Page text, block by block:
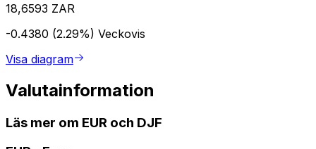
18,6593 ZAR
-0.4380 (2.29%) Veckovis
Visa diagram
Valutainformation
Läs mer om EUR och DJF